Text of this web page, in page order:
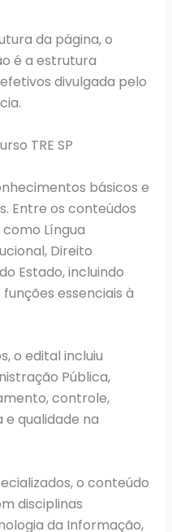
da página, o
é a estrutura
divulgada pelo
TRE SP
básicos e
Entre os conteúdos
Língua
Direito
Estado, incluindo
essenciais à
o edital incluiu
Pública,
controle,
qualidade na
o conteúdo
disciplinas
da Informação,